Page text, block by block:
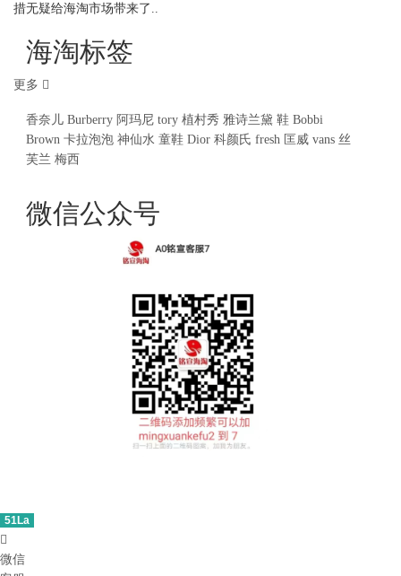
措无疑给海淘市场带来了..
海淘标签
更多
香奈儿 Burberry 阿玛尼 tory 植村秀 雅诗兰黛 鞋 Bobbi
Brown 卡拉泡泡 神仙水 童鞋 Dior 科颜氏 fresh 匡威 vans 丝
芙兰 梅西
微信公众号
51La

微信